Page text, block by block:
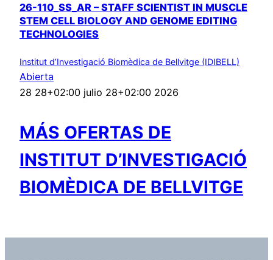
26-110_SS_AR – STAFF SCIENTIST IN MUSCLE
STEM CELL BIOLOGY AND GENOME EDITING
TECHNOLOGIES
Institut d’Investigació Biomèdica de Bellvitge (IDIBELL)
Abierta
28 28+02:00 julio 28+02:00 2026
MÁS OFERTAS DE
INSTITUT D’INVESTIGACIÓ
BIOMÈDICA DE BELLVITGE